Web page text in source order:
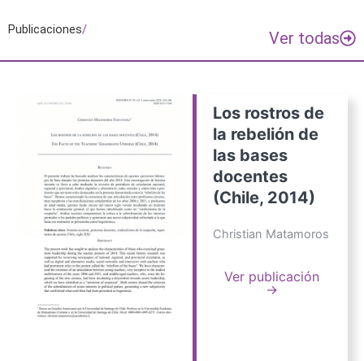
Publicaciones/ Ver todas
Los rostros de
la rebelión de
las bases
docentes
(Chile, 2014)
Christian Matamoros
Ver publicación
→